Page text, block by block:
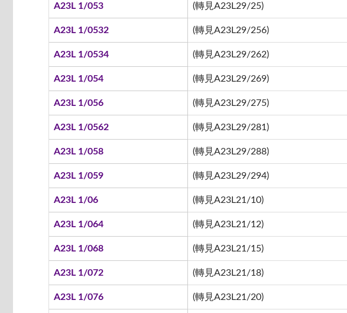
A23L 1/053 (轉見A23L29/25)
A23L 1/0532 (轉見A23L29/256)
A23L 1/0534 (轉見A23L29/262)
A23L 1/054 (轉見A23L29/269)
A23L 1/056 (轉見A23L29/275)
A23L 1/0562 (轉見A23L29/281)
A23L 1/058 (轉見A23L29/288)
A23L 1/059 (轉見A23L29/294)
A23L 1/06 (轉見A23L21/10)
A23L 1/064 (轉見A23L21/12)
A23L 1/068 (轉見A23L21/15)
A23L 1/072 (轉見A23L21/18)
A23L 1/076 (轉見A23L21/20)